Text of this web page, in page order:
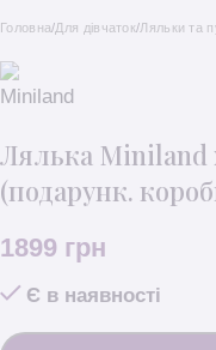
Головна/Для дівчаток/Ляльки та
Лялька Miniland
(подарунк.
1899 грн
Є в наявності